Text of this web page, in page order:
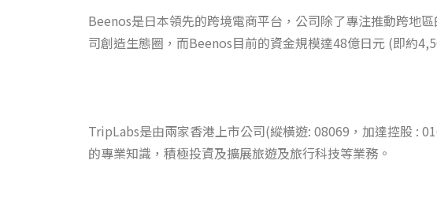
Beenos是日本領先的跨境電商平台，公司除了專注推動跨地
司創造生態圈，而Beenos目前的資金規模達48億日元 (即約
TripLabs是由兩家香港上市公司(縱橫遊: 08069，加達控股 :
的專業知識，積極投資及擴展旅遊及旅行科技等業務。